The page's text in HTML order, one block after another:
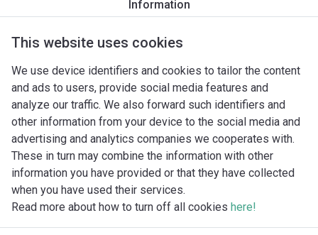
Information
This website uses cookies
We use device identifiers and cookies to tailor the content
and ads to users, provide social media features and
analyze our traffic. We also forward such identifiers and
other information from your device to the social media and
advertising and analytics companies we cooperates with.
These in turn may combine the information with other
information you have provided or that they have collected
when you have used their services.
Read more about how to turn off all cookies here!
Imprint